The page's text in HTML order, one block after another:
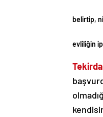
belirtip,
evliliğin